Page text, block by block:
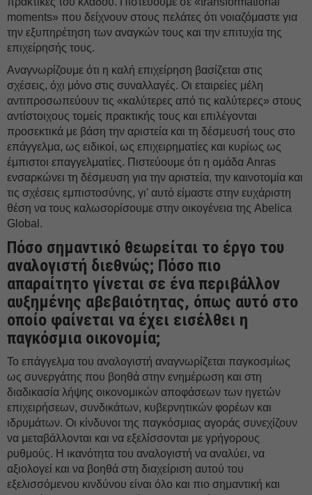
moments» που δείχνουν στους πελάτες ότι νοιαζόμαστε για
την εξυπηρέτηση των αναγκών τους και την επιτυχία της
επιχείρησής τους.
Αναγνωρίζουμε ότι η καλή επιχείρηση βασίζεται στις
σχέσεις, όχι μόνο στις συναλλαγές. Οι εταιρείες μέλη
αντιπροσωπεύουν τις «καλύτερες από τις καλύτερες» στους
αντίστοιχους τομείς πρακτικής τους και επιλέγονται
προσεκτικά με βάση την αριστεία και τη δέσμευσή τους στο
επάγγελμα, ως ειδικοί, ως επιχειρηματίες και κυρίως ως
έμπιστοι επαγγελματίες. Πιστεύουμε ότι η ομάδα Anras
ενσαρκώνει τη δέσμευση για την αριστεία, την καινοτομία και
τις σχέσεις εμπιστοσύνης, γι' αυτό είμαστε στην ευχάριστη
θέση να τους καλωσορίσουμε στην οικογένεια της Abelica
Global.
Πόσο σημαντικό θεωρείται το έργο του
αναλογιστή διεθνώς; Πόσο πιο
απαραίτητο γίνεται σε ένα περιβάλλον
αυξημένης αβεβαιότητας, όπως αυτό στο
οποίο φαίνεται να έχει εισέλθει η
παγκόσμια οικονομία;
Το επάγγελμα του αναλογιστή αναγνωρίζεται παγκοσμίως
ως συνεργάτης που βοηθά στην ενημέρωση και στη
διαδικασία λήψης οικονομικών αποφάσεων των ηγετών
επιχειρήσεων, συνδικάτων, κυβερνητικών φορέων και
ιδρυμάτων. Οι κίνδυνοι της παγκόσμιας αγοράς συνεχίζουν
να μεταβάλλονται και να εξελίσσονται με γρήγορους
ρυθμούς. Η ικανότητα του αναλογιστή να αναλύει, να
αξιολογεί και να βοηθά στη διαχείριση αυτού του
εξελισσόμενου κινδύνου είναι όλο και πιο σημαντική και